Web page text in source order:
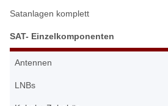
Satanlagen komplett
SAT- Einzelkomponenten
Antennen
LNBs